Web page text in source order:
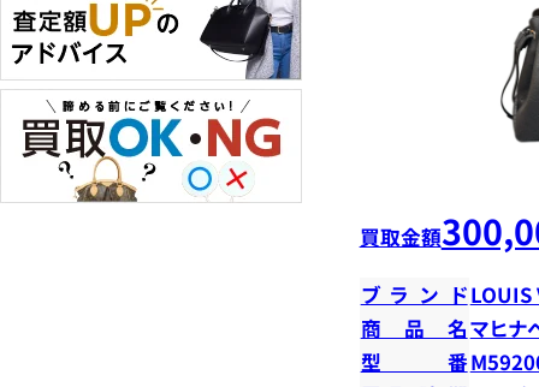
買取金額
ブランドLOUIS
商品名マヒナ
型番